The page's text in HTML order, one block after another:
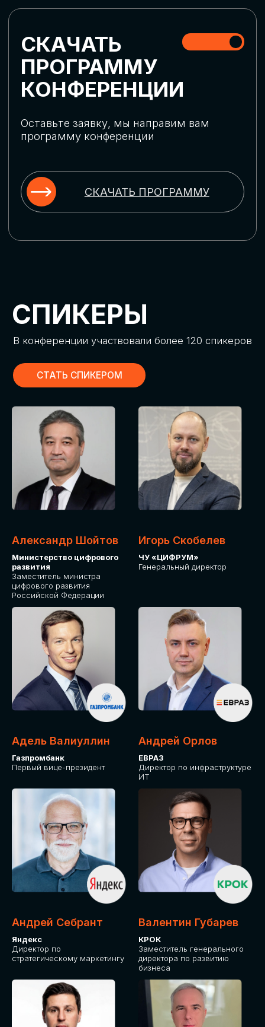
Александр Шойтов
Министерство цифрового
развития
Заместитель министра
цифрового развития
Российской Федерации
Игорь Скобелев
ЧУ «ЦИФРУМ»
Генеральный директор
Адель Валиуллин
Газпромбанк
Первый вице-президент
Андрей Орлов
ЕВРАЗ
Директор по инфраструктуре
ИТ
Андрей Себрант
Яндекс
Директор по
стратегическому маркетингу
Валентин Губарев
КРОК
Заместитель генерального
директора по развитию
бизнеса